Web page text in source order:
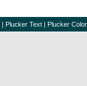
| Plucker Text | Plucker Color